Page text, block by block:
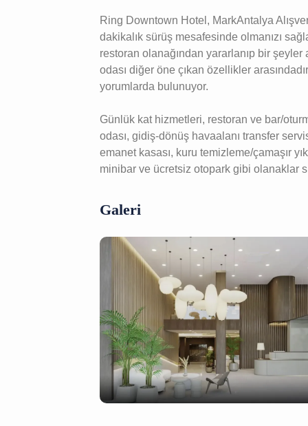
Ring Downtown Hotel, MarkAntalya
dakikalık sürüş mesafesinde olmanızı
restoran olanağından yararlanıp bir
odası diğer öne çıkan özellikler
yorumlarda bulunuyor.
Günlük kat hizmetleri, restoran ve bar/
odası, gidiş-dönüş havaalanı transfer
emanet kasası, kuru temizleme/çamaşır
minibar ve ücretsiz otopark gibi olanaklar
Galeri